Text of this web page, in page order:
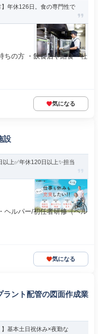
】年休126日。食の専門性で
ちの方 ・飲食店や給食・社
気になる
設
以上✅️年休120日以上✨担当
ヘルパー/初任者研修（ヘル
気になる
ント配管の図面作成業
】基本土日祝休み×夜勤な